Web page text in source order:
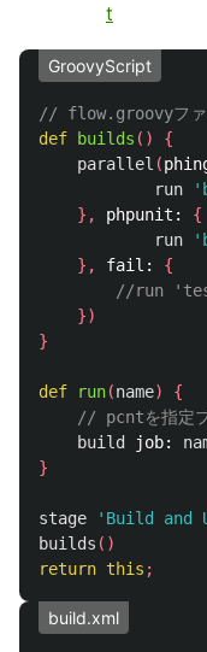
t
GroovyScript
// flow.groovyファ
def
builds ()
{
parallel (
run
},
phpunit:
{
run
},
fail:
{
//run
})
}
def run(name)
{
// pcntを指定プ
build
job:
}
stage
'Build and
builds ()
return this ;
build.xml